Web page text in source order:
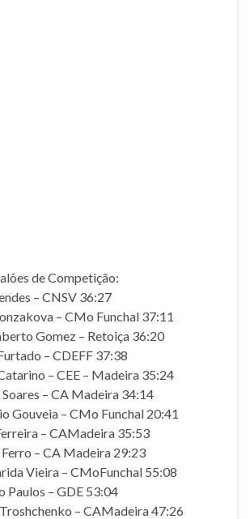
de Competição:
– CNSV 36:27
– CMo Funchal 37:11
Gomez – Retoiça 36:20
– CDEFF 37:38
– CEE – Madeira 35:24
Soares – CA Madeira 34:14
Gouveia – CMo Funchal 20:41
– CAMadeira 35:53
Ferro – CA Madeira 29:23
Vieira – CMoFunchal 55:08
Paulos – GDE 53:04
Troshchenko – CAMadeira 47:26